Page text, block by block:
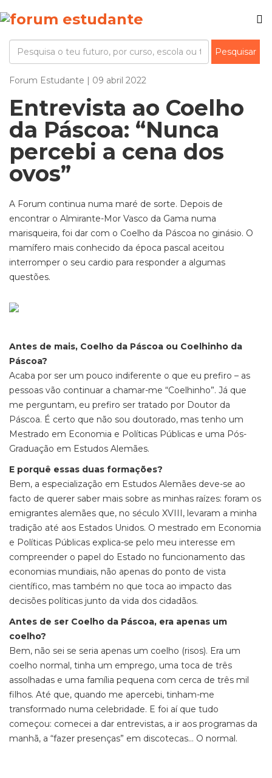
Forum Estudante | 09 abril 2022
Entrevista ao Coelho
da Páscoa: “Nunca
percebi a cena dos
ovos”
A Forum continua numa maré de sorte. Depois de
encontrar o Almirante-Mor Vasco da Gama numa
marisqueira, foi dar com o Coelho da Páscoa no ginásio. O
mamífero mais conhecido da época pascal aceitou
interromper o seu cardio para responder a algumas
questões.
Antes de mais, Coelho da Páscoa ou Coelhinho da
Páscoa?
Acaba por ser um pouco indiferente o que eu prefiro – as
pessoas vão continuar a chamar-me “Coelhinho”. Já que
me perguntam, eu prefiro ser tratado por Doutor da
Páscoa. É certo que não sou doutorado, mas tenho um
Mestrado em Economia e Políticas Públicas e uma Pós-
Graduação em Estudos Alemães.
E porquê essas duas formações?
Bem, a especialização em Estudos Alemães deve-se ao
facto de querer saber mais sobre as minhas raízes: foram os
emigrantes alemães que, no século XVIII, levaram a minha
tradição até aos Estados Unidos. O mestrado em Economia
e Políticas Públicas explica-se pelo meu interesse em
compreender o papel do Estado no funcionamento das
economias mundiais, não apenas do ponto de vista
científico, mas também no que toca ao impacto das
decisões políticas junto da vida dos cidadãos.
Antes de ser Coelho da Páscoa, era apenas um
coelho?
Bem, não sei se seria apenas um coelho (risos). Era um
coelho normal, tinha um emprego, uma toca de três
assolhadas e uma família pequena com cerca de três mil
filhos. Até que, quando me apercebi, tinham-me
transformado numa celebridade. E foi aí que tudo
começou: comecei a dar entrevistas, a ir aos programas da
manhã, a “fazer presenças” em discotecas… O normal.